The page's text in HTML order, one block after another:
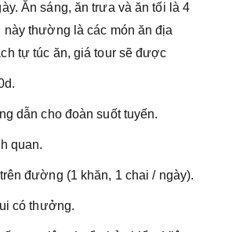
Ăn sáng, ăn trưa và ăn tối là 4
này thường là các món ăn địa
tự túc ăn, giá tour sẽ được
dẫn cho đoàn suốt tuyến.
quan.
đường (1 khăn, 1 chai / ngày).
có thưởng.